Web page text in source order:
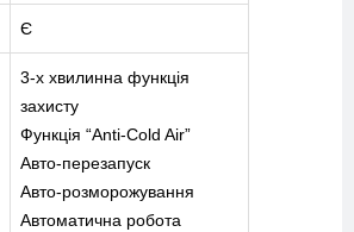
Є
3-х хвилинна функція
захисту
Функція “Anti-Cold Air”
Авто-перезапуск
Авто-розморожування
Автоматична робота